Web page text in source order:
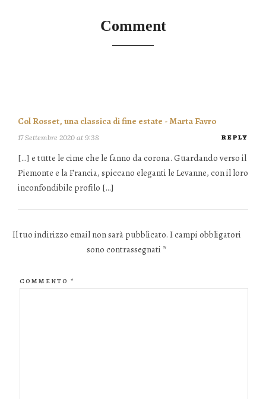
Comment
Col Rosset, una classica di fine estate - Marta Favro
17 Settembre 2020 at 9:38 REPLY
[…] e tutte le cime che le fanno da corona. Guardando verso il
Piemonte e la Francia, spiccano eleganti le Levanne, con il loro
inconfondibile profilo […]
Il tuo indirizzo email non sarà pubblicato. I campi obbligatori
sono contrassegnati *
COMMENTO *